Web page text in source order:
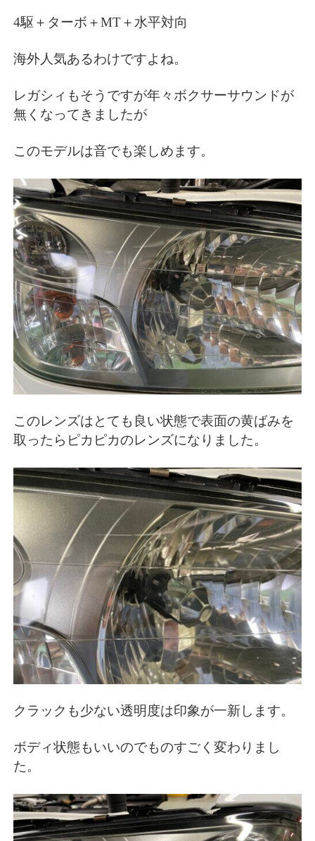
4駆＋ターボ＋MT＋水平対向
海外人気あるわけですよね。
レガシィもそうですが年々ボクサーサウンドが
無くなってきましたが
このモデルは音でも楽しめます。
このレンズはとても良い状態で表面の黄ばみを
取ったらピカピカのレンズになりました。
クラックも少ない透明度は印象が一新します。
ボディ状態もいいのでものすごく変わりまし
た。